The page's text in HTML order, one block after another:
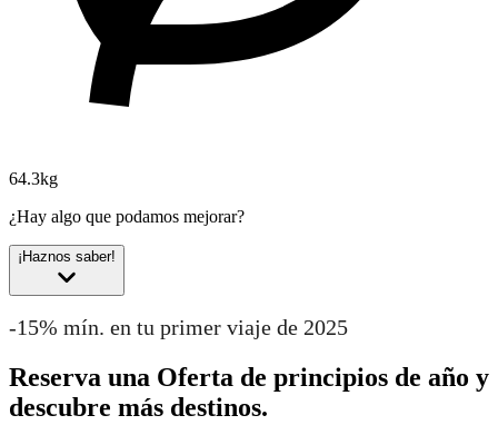
64.3kg
¿Hay algo que podamos mejorar?
¡Haznos saber!
-15% mín. en tu primer viaje de 2025
Reserva una Oferta de principios de año y
descubre más destinos.